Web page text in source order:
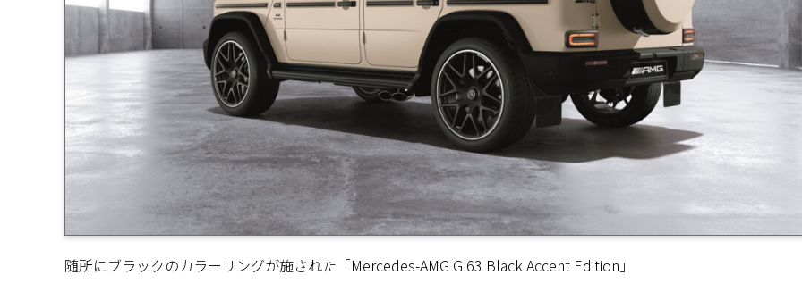
随所にブラックのカラーリングが施された「Mercedes-AMG G 63 Black Accent Edition」